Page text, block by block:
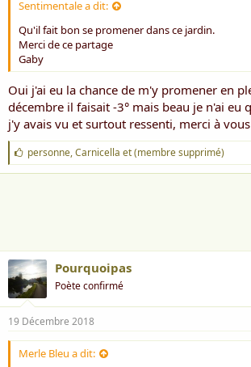
Sentimentale a dit:
Qu'il fait bon se promener dans ce jardin.
Merci de ce partage
Gaby
Oui j'ai eu la chance de m'y promener en
décembre il faisait -3° mais beau je n'ai eu
j'y avais vu et surtout ressenti, merci à
J
'
a
personne,Carnicella et(membre supprimé)
Pourquoipas
Poète confirmé
19 Décembre 2018
Merle Bleu a dit: